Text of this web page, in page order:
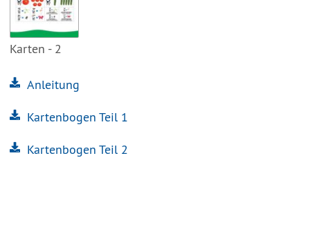
Karten - 2
Anleitung
Kartenbogen Teil 1
Kartenbogen Teil 2